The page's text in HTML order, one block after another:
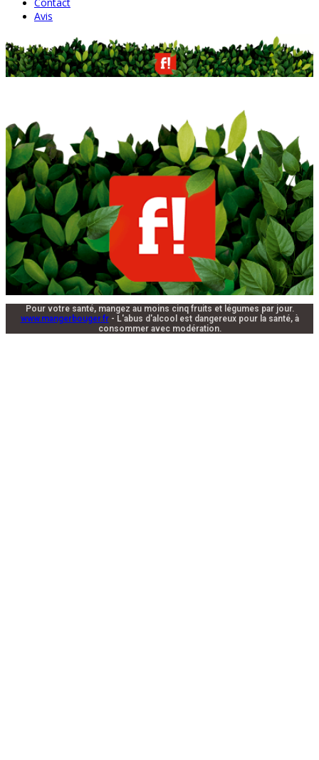
Avis
Pour votre santé, mangez au moins cinq fruits et légumes par jour.
www.mangerbouger.fr- L'abus d'alcool est dangereux pour la santé, à
consommer avec modération.